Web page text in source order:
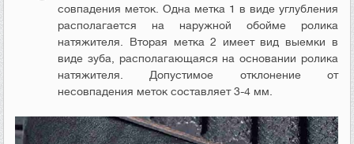
совпадения меток. Одна метка 1 в виде углубления
располагается на наружной обойме ролика
натяжителя. Вторая метка 2 имеет вид выемки в
виде зуба, располагающаяся на основании ролика
натяжителя. Допустимое отклонение от
несовпадения меток составляет 3-4 мм.